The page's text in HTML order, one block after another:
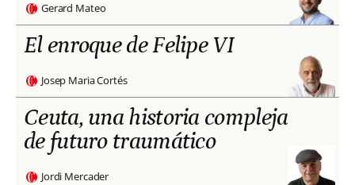
Gerard Mateo
El enroque de Felipe VI
Josep Maria Cortés
Ceuta, una historia compleja
de futuro traumático
Jordi Mercader